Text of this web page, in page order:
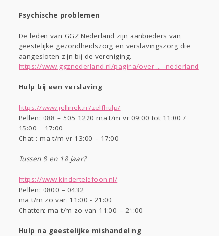
Psychische problemen
De leden van GGZ Nederland zijn aanbieders van
geestelijke gezondheidszorg en verslavingszorg die
aangesloten zijn bij de vereniging.
https://www.ggznederland.nl/pagina/over ... -nederland
Hulp bij een verslaving
https://www.jellinek.nl/zelfhulp/
Bellen: 088 – 505 1220 ma t/m vr 09:00 tot 11:00 /
15:00 – 17:00
Chat : ma t/m vr 13:00 – 17:00
Tussen 8 en 18 jaar?
https://www.kindertelefoon.nl/
Bellen: 0800 – 0432
ma t/m zo van 11:00 - 21:00
Chatten: ma t/m zo van 11:00 – 21:00
Hulp na geestelijke mishandeling